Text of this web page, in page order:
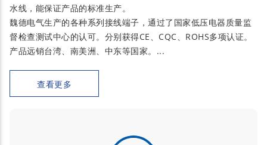
水线，能保证产品的标准生产。
魏德电气生产的各种系列接线端子，通过了国家低压电器质量监
督检查测试中心的认可。分别获得CE、CQC、ROHS多项认证。
产品远销台湾、南美洲、中东等国家。...
查看更多